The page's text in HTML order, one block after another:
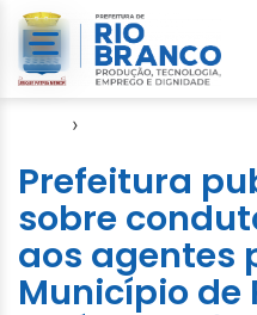
›
Prefeitura
sobre
aos agentes
Município de